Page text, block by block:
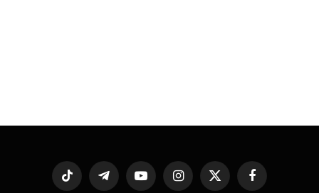
فيسبوك
X
الانستغراميوتيوب تيلقرام تيكتوك